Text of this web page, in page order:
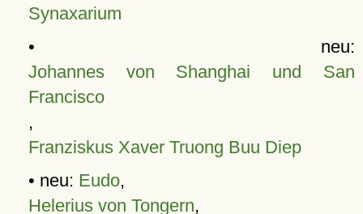
Synaxarium
• neu:
Johannes von Shanghai und San
Francisco
,
Franziskus Xaver Truong Buu Diep
• neu: Eudo,
Helerius von Tongern,